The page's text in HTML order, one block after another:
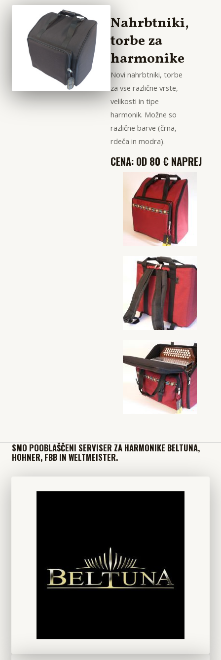
Nahrbtniki,
torbe za
harmonike
Novi nahrbtniki, torbe
za vse različne vrste,
velikosti in tipe
harmonik. Možne so
različne barve (črna,
rdeča in modra).
CENA: OD 80 € NAPREJ
SMO POOBLAŠČENI SERVISER ZA HARMONIKE BELTUNA,
HOHNER, FBB IN WELTMEISTER.